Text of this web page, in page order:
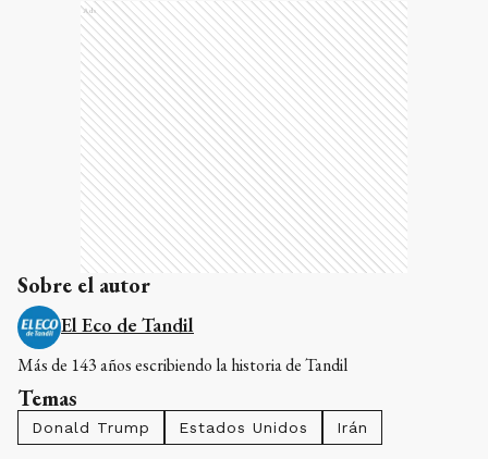
Ads
Sobre el autor
El Eco de Tandil
Más de 143 años escribiendo la historia de Tandil
Temas
Donald Trump Estados Unidos Irán